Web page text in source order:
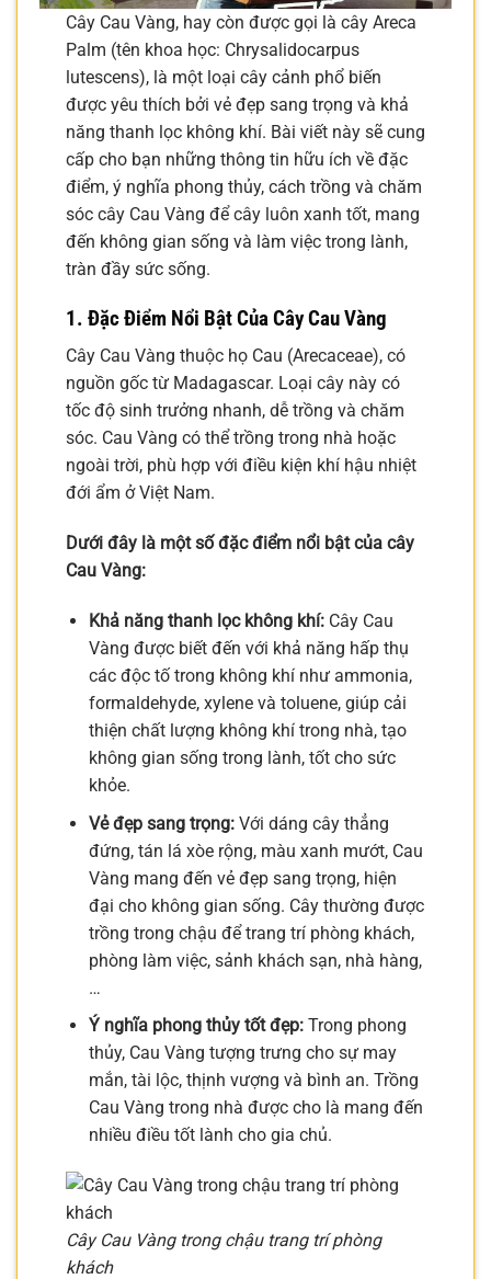
Cây Cau Vàng, hay còn được gọi là cây Areca
Palm (tên khoa học: Chrysalidocarpus
lutescens), là một loại cây cảnh phổ biến
được yêu thích bởi vẻ đẹp sang trọng và khả
năng thanh lọc không khí. Bài viết này sẽ cung
cấp cho bạn những thông tin hữu ích về đặc
điểm, ý nghĩa phong thủy, cách trồng và chăm
sóc cây Cau Vàng để cây luôn xanh tốt, mang
đến không gian sống và làm việc trong lành,
tràn đầy sức sống.
1. Đặc Điểm Nổi Bật Của Cây Cau Vàng
Cây Cau Vàng thuộc họ Cau (Arecaceae), có
nguồn gốc từ Madagascar. Loại cây này có
tốc độ sinh trưởng nhanh, dễ trồng và chăm
sóc. Cau Vàng có thể trồng trong nhà hoặc
ngoài trời, phù hợp với điều kiện khí hậu nhiệt
đới ẩm ở Việt Nam.
Dưới đây là một số đặc điểm nổi bật của cây
Cau Vàng:
Khả năng thanh lọc không khí:Cây Cau
Vàng được biết đến với khả năng hấp thụ
các độc tố trong không khí như ammonia,
formaldehyde, xylene và toluene, giúp cải
thiện chất lượng không khí trong nhà, tạo
không gian sống trong lành, tốt cho sức
khỏe.
Vẻ đẹp sang trọng:Với dáng cây thẳng
đứng, tán lá xòe rộng, màu xanh mướt, Cau
Vàng mang đến vẻ đẹp sang trọng, hiện
đại cho không gian sống. Cây thường được
trồng trong chậu để trang trí phòng khách,
phòng làm việc, sảnh khách sạn, nhà hàng,
…
Ý nghĩa phong thủy tốt đẹp:Trong phong
thủy, Cau Vàng tượng trưng cho sự may
mắn, tài lộc, thịnh vượng và bình an. Trồng
Cau Vàng trong nhà được cho là mang đến
nhiều điều tốt lành cho gia chủ.
Cây Cau Vàng trong chậu trang trí phòng
khách